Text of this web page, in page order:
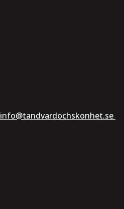
info@tandvardochskonhet.se